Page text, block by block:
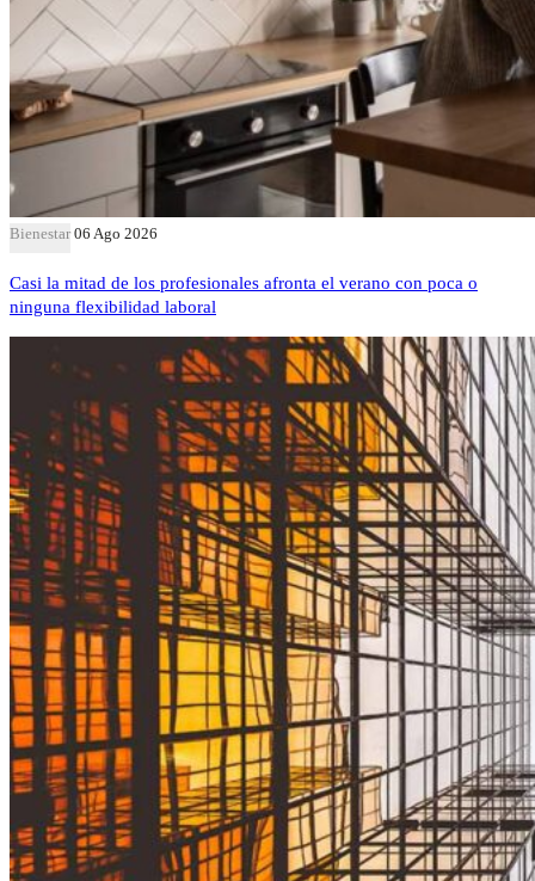
Bienestar 06 Ago 2026
Casi la mitad de los profesionales afronta el verano con poca o
ninguna flexibilidad laboral